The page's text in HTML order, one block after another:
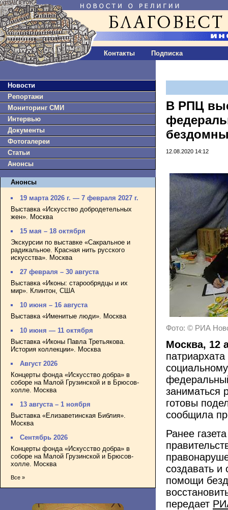
Контакты Подписка
Новости
Репортажи
Мониторинг СМИ
Интервью
Документы
Фотогалереи
Статьи
Анонсы
Анонсы
19 марта 2026 г. — 7 февраля 2027 г.
Выставка «Искусство добродетельных
жен». Москва
15 мая – 18 октября
Экскурсии по выставке «Сакральное и
радикальное. Красная нить русского
искусства». Москва
27 февраля – 30 августа
Выставка «Иконы: старообрядцы и их
мир». Клинтон, США
10 июня – 16 августа
Выставка «Именитые люди». Москва
10 июня — 11 октября
Выставка «Иконы Павла Третьякова.
История коллекции». Москва
Август 2026
Концерты фонда «Искусство добра» в
соборе на Малой Грузинской и в Брюсов-
холле. Москва
13 августа – 1 ноября
Выставка «Елизаветинская Библия».
Москва
Сентябрь 2026
Концерты фонда «Искусство добра» в
соборе на Малой Грузинской и Брюсов-
холле. Москва
Все »
В РПЦ
12.08.2020 14:12
Фото: © РИА
Москва, 12
заниматься
готовы
сообщила
Ранее
создавать и
помощи
передает